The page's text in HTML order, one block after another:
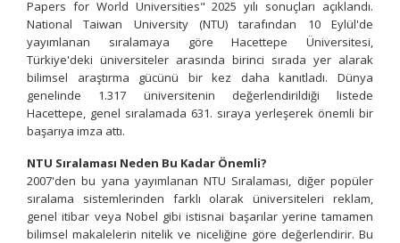
Papers for World Universities" 2025 yılı sonuçları açıklandı.
National Taiwan University (NTU) tarafından 10 Eylül'de
yayımlanan sıralamaya göre Hacettepe Üniversitesi,
Türkiye'deki üniversiteler arasında birinci sırada yer alarak
bilimsel araştırma gücünü bir kez daha kanıtladı. Dünya
genelinde 1.317 üniversitenin değerlendirildiği listede
Hacettepe, genel sıralamada 631. sıraya yerleşerek önemli bir
başarıya imza attı.
NTU Sıralaması Neden Bu Kadar Önemli?
2007'den bu yana yayımlanan NTU Sıralaması, diğer popüler
sıralama sistemlerinden farklı olarak üniversiteleri reklam,
genel itibar veya Nobel gibi istisnai başarılar yerine tamamen
bilimsel makalelerin nitelik ve niceliğine göre değerlendirir. Bu